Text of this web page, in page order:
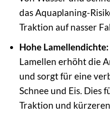
das Aquaplaning-
Traktion auf nasser
Hohe Lamellendichte:
Lamellen erhöht die
und sorgt für eine
Schnee und Eis. Dies
Traktion und